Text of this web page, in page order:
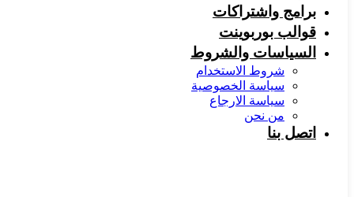
برامج واشتراكات
قوالب بوربوينت
السياسات والشروط
شروط الاستخدام
سياسة الخصوصية
سياسة الارجاع
من نحن
اتصل بنا